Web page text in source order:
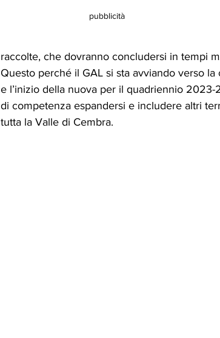
pubblicità
raccolte, che dovranno concludersi in tempi
Questo perché il GAL si sta avviando verso
e l’inizio della nuova per il quadriennio
di competenza espandersi e includere altri
tutta la Valle di Cembra.